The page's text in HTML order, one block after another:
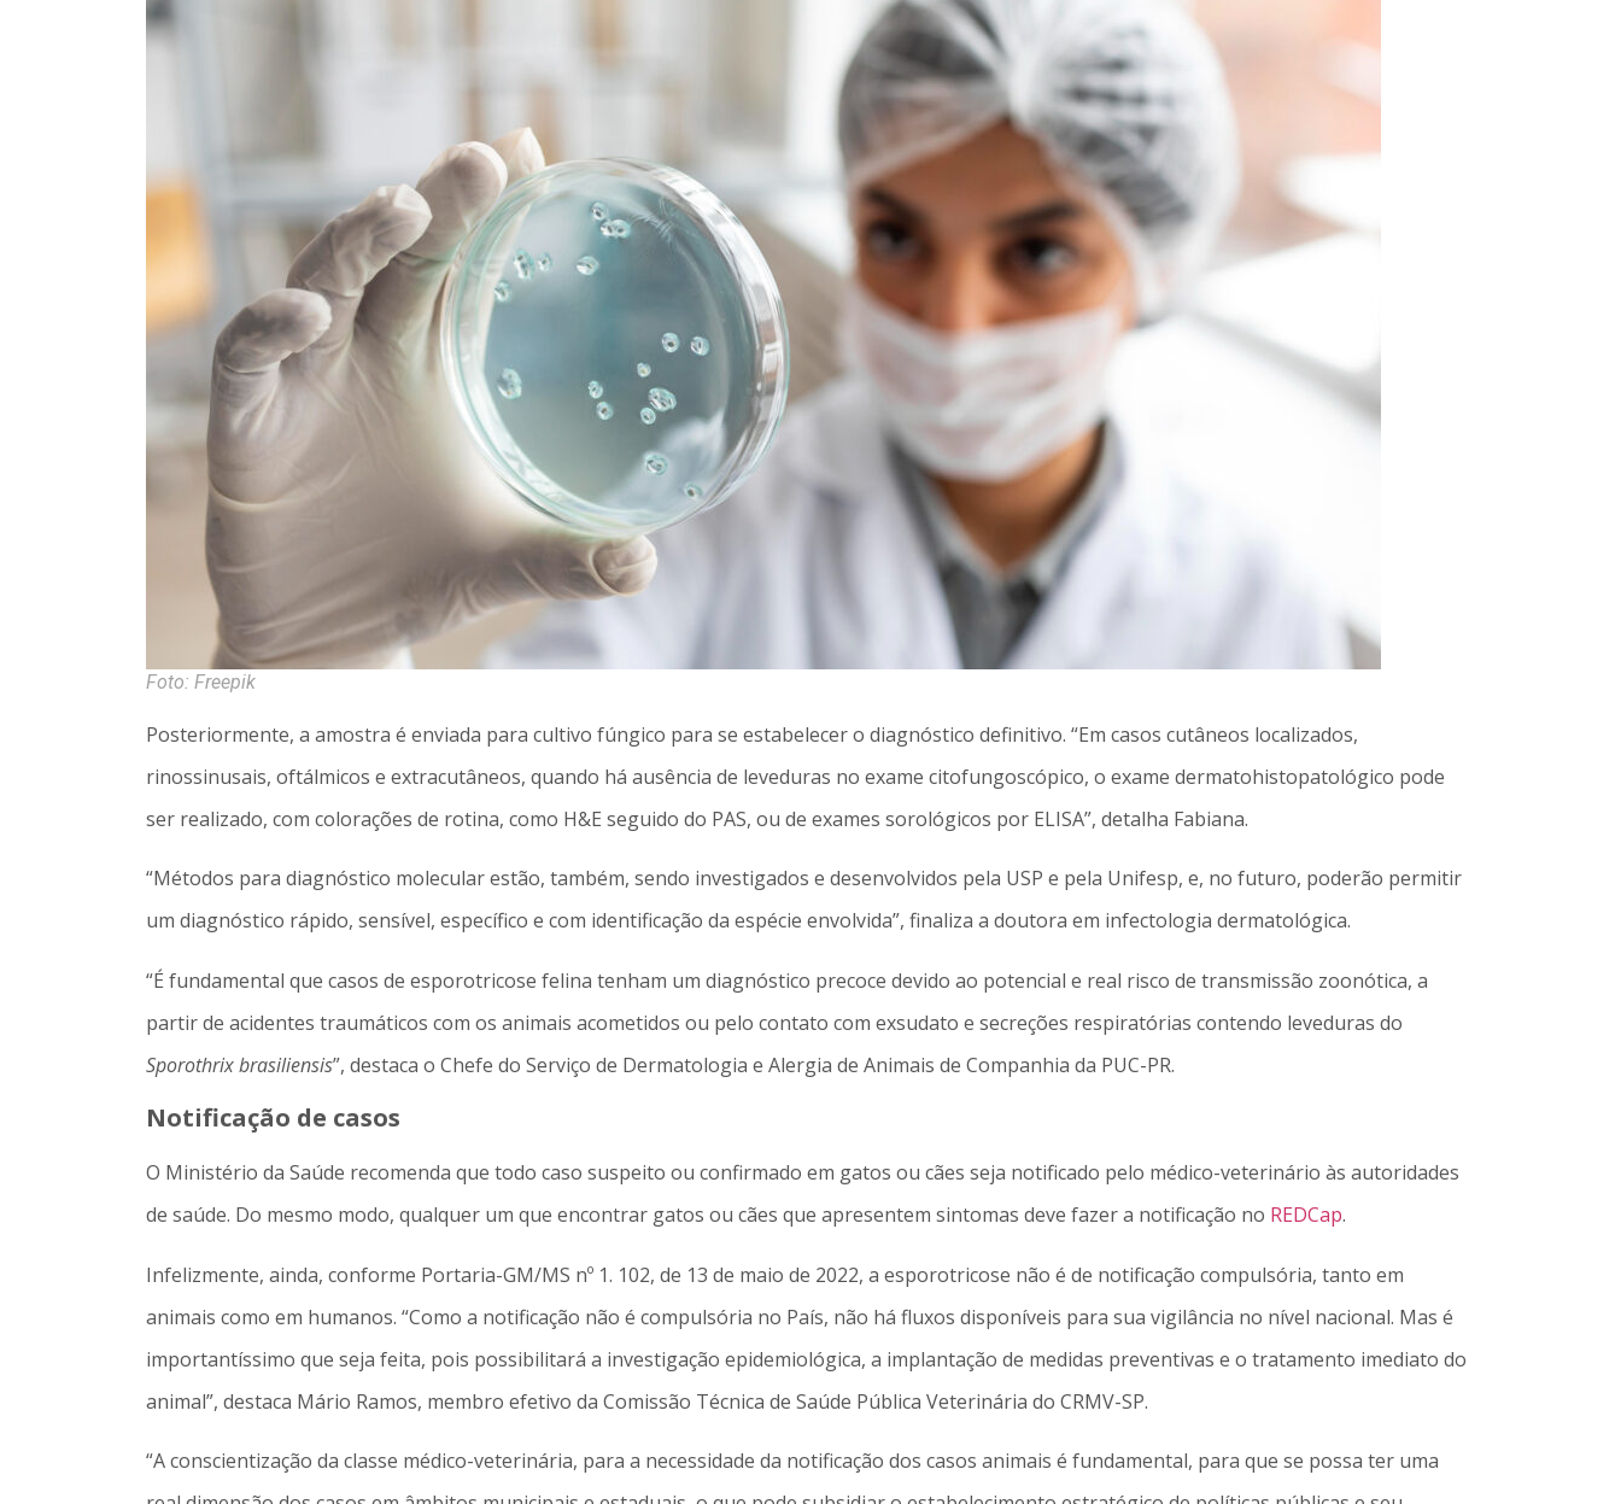
Foto: Freepik
Posteriormente, a amostra é enviada para cultivo fúngico para se estabelecer o diagnóstico definitivo. “Em casos cutâneos localizados,
rinossinusais, oftálmicos e extracutâneos, quando há ausência de leveduras no exame citofungoscópico, o exame dermatohistopatológico pode
ser realizado, com colorações de rotina, como H&E seguido do PAS, ou de exames sorológicos por ELISA”, detalha Fabiana.
“Métodos para diagnóstico molecular estão, também, sendo investigados e desenvolvidos pela USP e pela Unifesp, e, no futuro, poderão permitir
um diagnóstico rápido, sensível, específico e com identificação da espécie envolvida”, finaliza a doutora em infectologia dermatológica.
“É fundamental que casos de esporotricose felina tenham um diagnóstico precoce devido ao potencial e real risco de transmissão zoonótica, a
partir de acidentes traumáticos com os animais acometidos ou pelo contato com exsudato e secreções respiratórias contendo leveduras do
Sporothrix brasiliensis”, destaca o Chefe do Serviço de Dermatologia e Alergia de Animais de Companhia da PUC-PR.
Notificação de casos
O Ministério da Saúde recomenda que todo caso suspeito ou confirmado em gatos ou cães seja notificado pelo médico-veterinário às autoridades
de saúde. Do mesmo modo, qualquer um que encontrar gatos ou cães que apresentem sintomas deve fazer a notificação no REDCap.
Infelizmente, ainda, conforme Portaria-GM/MS nº 1. 102, de 13 de maio de 2022, a esporotricose não é de notificação compulsória, tanto em
animais como em humanos. “Como a notificação não é compulsória no País, não há fluxos disponíveis para sua vigilância no nível nacional. Mas é
importantíssimo que seja feita, pois possibilitará a investigação epidemiológica, a implantação de medidas preventivas e o tratamento imediato do
animal”, destaca Mário Ramos, membro efetivo da Comissão Técnica de Saúde Pública Veterinária do CRMV-SP.
“A conscientização da classe médico-veterinária, para a necessidade da notificação dos casos animais é fundamental, para que se possa ter uma